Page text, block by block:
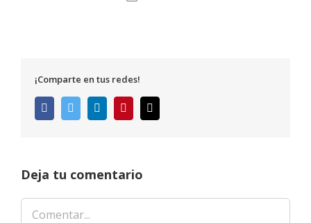
¡Comparte en tus redes!
FacebookTwitter LinkedInPinterest
electrónico
Deja tu comentario
Comentar